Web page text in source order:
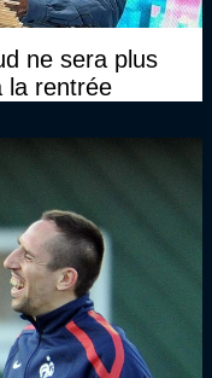
ne sera plus
la rentrée